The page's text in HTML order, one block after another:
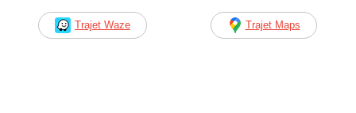
Trajet Waze Trajet Maps